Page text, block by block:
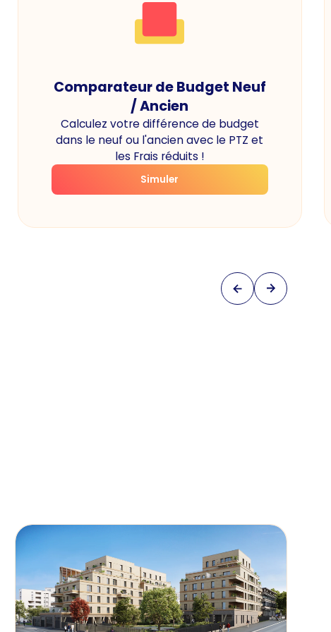
Comparateur de Budget Neuf
/ Ancien
Calculez votre différence de budget
dans le neuf ou l'ancien avec le PTZ et
les Frais réduits !
Simuler